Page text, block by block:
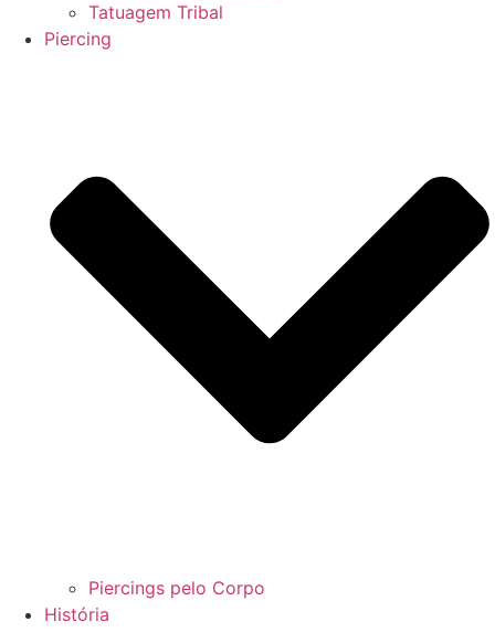
Tatuagem Tribal
Piercing
Piercings pelo Corpo
História